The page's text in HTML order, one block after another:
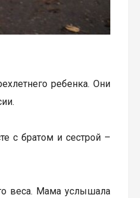
ребенка. Они
с братом и сестрой –
веса. Мама услышала